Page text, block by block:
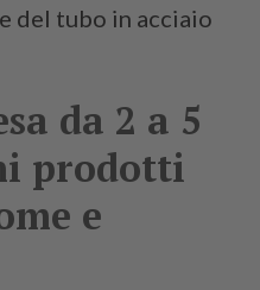
del tubo in acciaio
da 2 a 5
prodotti
e